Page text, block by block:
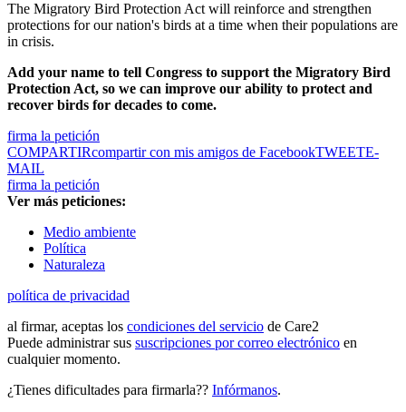
The Migratory Bird Protection Act will reinforce and strengthen
protections for our nation's birds at a time when their populations are
in crisis.
Add your name to tell Congress to support the Migratory Bird
Protection Act, so we can improve our ability to protect and
recover birds for decades to come.
firma la petición
COMPARTIRcompartir con mis amigos de FacebookTWEETE-
MAIL
firma la petición
Ver más peticiones:
Medio ambiente
Política
Naturaleza
política de privacidad
al firmar, aceptas los condiciones del servicio de Care2
Puede administrar sus suscripciones por correo electrónico en
cualquier momento.
¿Tienes dificultades para firmarla?? Infórmanos.